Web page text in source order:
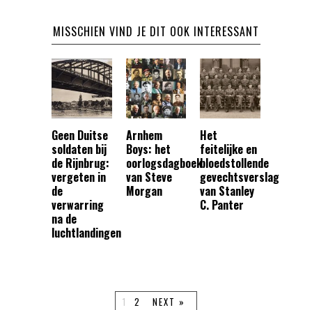
MISSCHIEN VIND JE DIT OOK INTERESSANT
Geen Duitse
soldaten bij
de Rijnbrug:
vergeten in
de
verwarring
na de
luchtlandingen
Arnhem
Boys: het
oorlogsdagboek
van Steve
Morgan
Het
feitelijke en
bloedstollende
gevechtsverslag
van Stanley
C. Panter
1 2 NEXT »